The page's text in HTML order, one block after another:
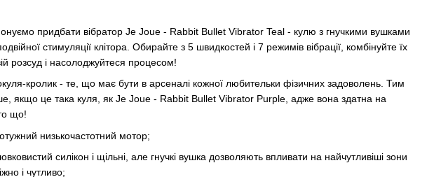
придбати вібратор Je Joue - Rabbit Bullet Vibrator Teal - кулю з гнучкими вушками
стимуляції клітора. Обирайте з 5 швидкостей і 7 режимів вібрації, комбінуйте їх
розсуд і насолоджуйтеся процесом!
кролик - те, що має бути в арсеналі кожної любительки фізичних задоволень. Тим
якщо це така куля, як Je Joue - Rabbit Bullet Vibrator Purple, адже вона здатна на
що!
низькочастотний мотор;
силікон і щільні, але гнучкі вушка дозволяють впливати на найчутливіші зони
і чутливо;